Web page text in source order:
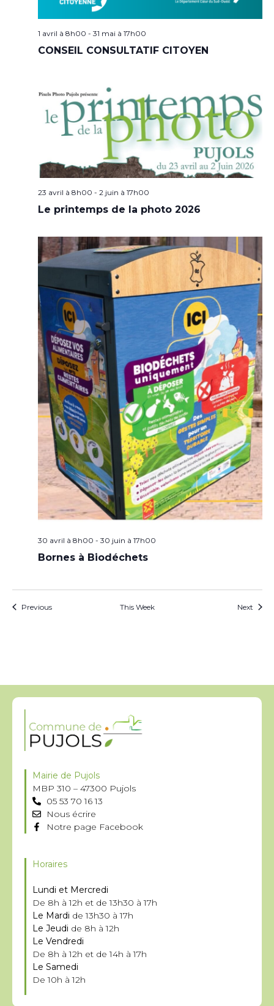
1 avril à 8h00 - 31 mai à 17h00
CONSEIL CONSULTATIF CITOYEN
23 avril à 8h00 - 2 juin à 17h00
Le printemps de la photo 2026
30 avril à 8h00 - 30 juin à 17h00
Bornes à Biodéchets
Previous This Week Next
Mairie de Pujols
MBP 310 – 47300 Pujols
05 53 70 16 13
Nous écrire
Notre page Facebook
Horaires
Lundi et Mercredi
De 8h à 12h et de 13h30 à 17h
Le Mardi de 13h30 à 17h
Le Jeudi de 8h à 12h
Le Vendredi
De 8h à 12h et de 14h à 17h
Le Samedi
De 10h à 12h